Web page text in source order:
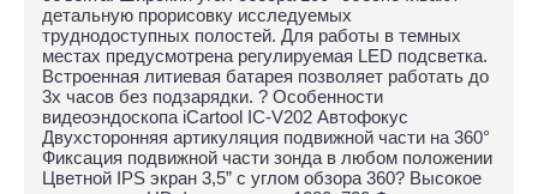
детальную прорисовку исследуемых
труднодоступных полостей. Для работы в темных
местах предусмотрена регулируемая LED подсветка.
Встроенная литиевая батарея позволяет работать до
3х часов без подзарядки. ? Особенности
видеоэндоскопа iCartool IC-V202 Автофокус
Двухсторонняя артикуляция подвижной части на 360°
Фиксация подвижной части зонда в любом положении
Цветной IPS экран 3,5” с углом обзора 360? Высокое